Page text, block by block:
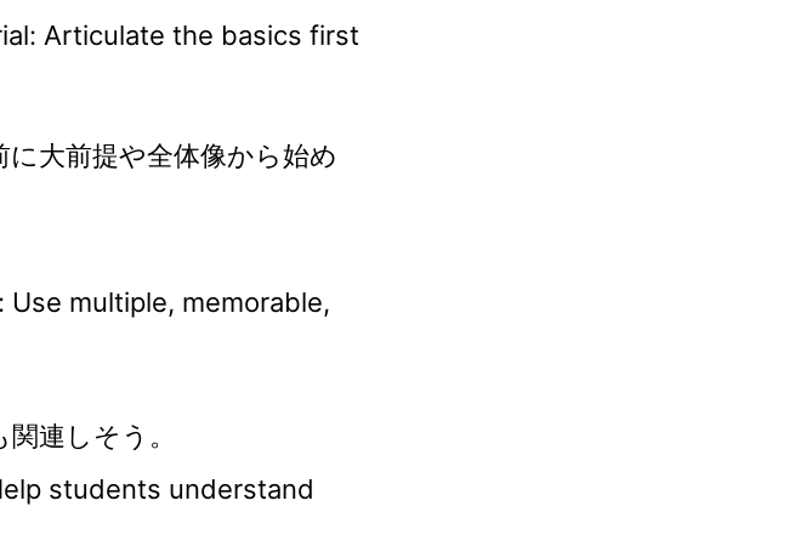
Articulate the basics first
⼤前提や全体像から始め
Use multiple, memorable,
連しそう。
students understand